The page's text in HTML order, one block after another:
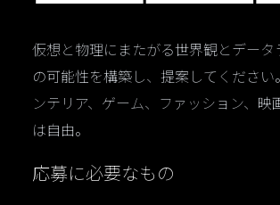
仮想と物理にまたがる世界観とデータ
の可能性を構築し、提案してくださ
ンテリア、ゲーム、ファッション、映
は自由。
応募に必要なもの